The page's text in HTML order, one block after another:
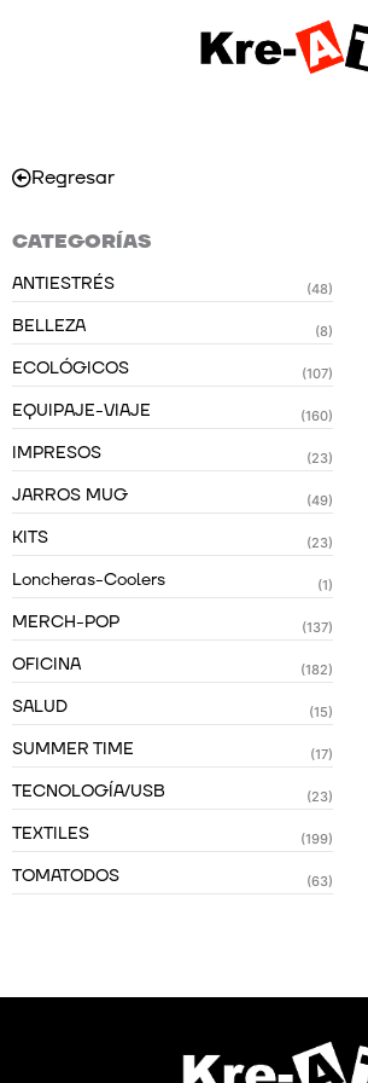
Regresar
CATEGORÍAS
ANTIESTRÉS (48)
BELLEZA (8)
ECOLÓGICOS (107)
EQUIPAJE-VIAJE (160)
IMPRESOS (23)
JARROS MUG (49)
KITS (23)
Loncheras-Coolers (1)
MERCH-POP (137)
OFICINA (182)
SALUD (15)
SUMMER TIME (17)
TECNOLOGÍA/USB (23)
TEXTILES (199)
TOMATODOS (63)